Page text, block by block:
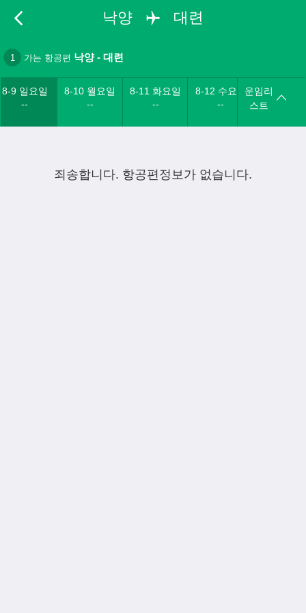
낙양 대련
1 가는 항공편 낙양-대련
8-9 일요일
--
8-10 월요일
--
8-11 화요일
--
8-12 수요일
--
운임리
스트
죄송합니다. 항공편정보가 없습니다.